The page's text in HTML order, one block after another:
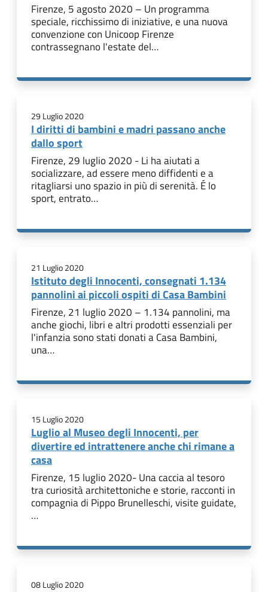
Firenze, 5 agosto 2020 – Un programma
speciale, ricchissimo di iniziative, e una nuova
convenzione con Unicoop Firenze
contrassegnano l'estate del…
29 Luglio 2020
I diritti di bambini e madri passano anche
dallo sport
Firenze, 29 luglio 2020 - Li ha aiutati a
socializzare, ad essere meno diffidenti e a
ritagliarsi uno spazio in più di serenità. É lo
sport, entrato…
21 Luglio 2020
Istituto degli Innocenti, consegnati 1.134
pannolini ai piccoli ospiti di Casa Bambini
Firenze, 21 luglio 2020 – 1.134 pannolini, ma
anche giochi, libri e altri prodotti essenziali per
l'infanzia sono stati donati a Casa Bambini,
una…
15 Luglio 2020
Luglio al Museo degli Innocenti, per
divertire ed intrattenere anche chi rimane a
casa
Firenze, 15 luglio 2020- Una caccia al tesoro
tra curiosità architettoniche e storie, racconti in
compagnia di Pippo Brunelleschi, visite guidate,
…
08 Luglio 2020